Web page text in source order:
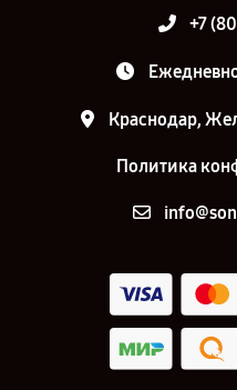
+7
Краснодар,
Политика